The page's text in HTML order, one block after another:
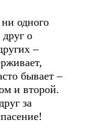
одного
друг о
–
бывает –
и второй.
за